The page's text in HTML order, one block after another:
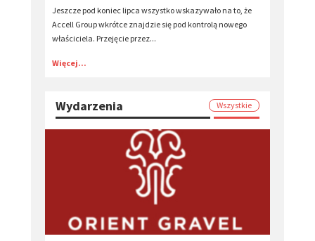
Jeszcze pod koniec lipca wszystko wskazywało na to, że
Accell Group wkrótce znajdzie się pod kontrolą nowego
właściciela. Przejęcie przez...
Więcej...
Wydarzenia Wszystkie